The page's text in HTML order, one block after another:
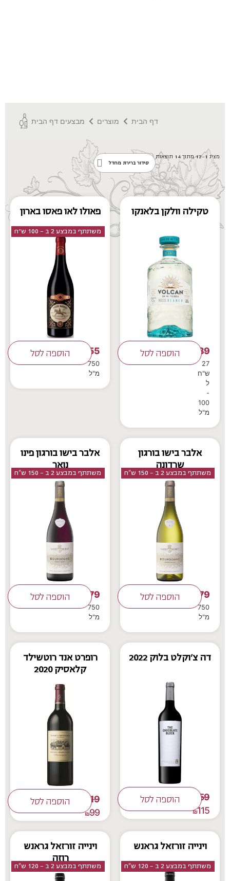
דף הבית מוצרים מבצעים דף הבית
מציג 1–12 מתוך 14 תוצאות
טקילה וולקן בלאנקו
189
27
ש"ח
ל
-
100
מ"ל
הוספה לסל
פאולו לאו פאסו בארון
משתתף במבצע 2 ב - 100 ש״ח
55
750
מ"ל
הוספה לסל
אלבר בישו בורגון
שרדונה
משתתף במבצע 2 ב - 150 ש"ח
79
750
מ"ל
הוספה לסל
אלבר בישו בורגון פינו
נואר
משתתף במבצע 2 ב - 150 ש"ח
79
750
מ"ל
הוספה לסל
דה צ'וקלט בלוק 2022
159
₪115
הוספה לסל
רופרט אנד רוטשילד
קלאסיק 2020
119
₪99
הוספה לסל
וינייה זורזאל גראנש
משתתף במבצע 2 ב - 120 ש"ח
וינייה זורזאל גראנש
רוזה
משתתף במבצע 2 ב - 120 ש"ח